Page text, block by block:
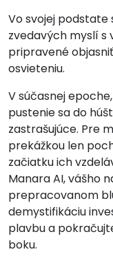
Vo svojej podstate
zvedavých myslí s
pripravené
osvieteniu.
V súčasnej
pustenie sa do
zastrašujúce. Pre
prekážkou len
začiatku ich
Manara AI, vášho
prepracovanom
demystifikáciu
plavbu a
boku.